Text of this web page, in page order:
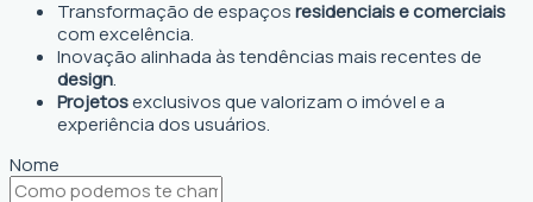
Transformação de espaçosresidenciais e comerciais
com excelência.
Inovação alinhada às tendências mais recentes de
design.
Projetosexclusivos que valorizam o imóvel e a
experiência dos usuários.
Nome